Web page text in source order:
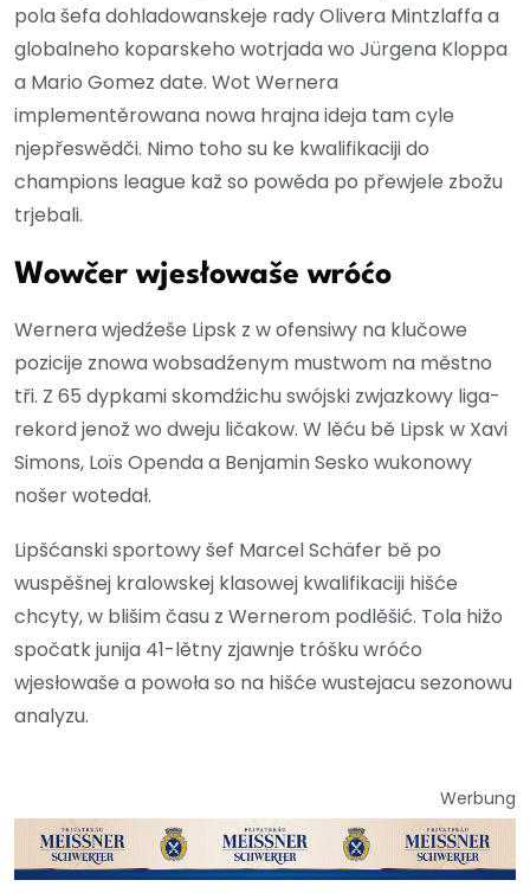
pola šefa dohladowanskeje rady Olivera Mintzlaffa a
globalneho koparskeho wotrjada wo Jürgena Kloppa
a Mario Gomez date. Wot Wernera
implementěrowana nowa hrajna ideja tam cyle
njepřeswědči. Nimo toho su ke kwalifikaciji do
champions league kaž so powěda po přewjele zbožu
trjebali.
Wowčer wjesłowaše wróćo
Wernera wjedźeše Lipsk z w ofensiwy na klučowe
pozicije znowa wobsadźenym mustwom na městno
tři. Z 65 dypkami skomdźichu swójski zwjazkowy liga-
rekord jenož wo dweju ličakow. W lěću bě Lipsk w Xavi
Simons, Loïs Openda a Benjamin Sesko wukonowy
nošer wotedał.
Lipšćanski sportowy šef Marcel Schäfer bě po
wuspěšnej kralowskej klasowej kwalifikaciji hišće
chcyty, w blišim času z Wernerom podlěšić. Tola hižo
spočatk junija 41-lětny zjawnje tróšku wróćo
wjesłowaše a powoła so na hišće wustejacu sezonowu
analyzu.
Werbung